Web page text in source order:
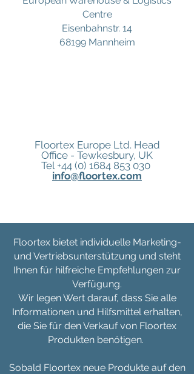
Centre
Eisenbahnstr. 14
68199 Mannheim
Floortex Europe Ltd. Head
Office - Tewkesbury, UK
Tel +44 (0) 1684 853 030
info@floortex.com
Floortex bietet individuelle Marketing-
und Vertriebsunterstützung und steht
Ihnen für hilfreiche Empfehlungen zur
Verfügung.
Wir legen Wert darauf, dass Sie alle
Informationen und Hilfsmittel erhalten,
die Sie für den Verkauf von Floortex
Produkten benötigen.
Sobald Floortex neue Produkte auf den